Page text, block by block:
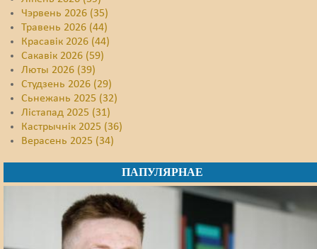
Чэрвень 2026 (35)
Травень 2026 (44)
Красавік 2026 (44)
Сакавік 2026 (59)
Люты 2026 (39)
Студзень 2026 (29)
Сьнежань 2025 (32)
Лістапад 2025 (31)
Кастрычнік 2025 (36)
Верасень 2025 (34)
ПАПУЛЯРНАЕ